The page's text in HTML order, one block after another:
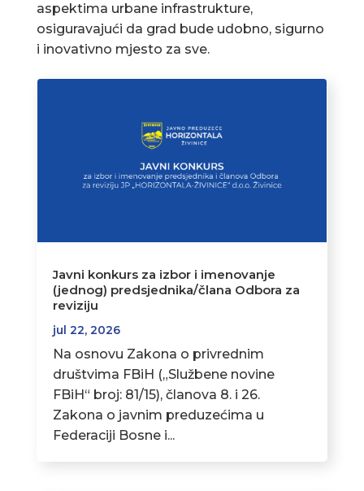
aspektima urbane infrastrukture,
osiguravajući da grad bude udobno, sigurno
i inovativno mjesto za sve.
Javni konkurs za izbor i imenovanje
(jednog) predsjednika/člana Odbora za
reviziju
jul 22, 2026
Na osnovu Zakona o privrednim
društvima FBiH („Službene novine
FBiH“ broj: 81/15), članova 8. i 26.
Zakona o javnim preduzećima u
Federaciji Bosne i...